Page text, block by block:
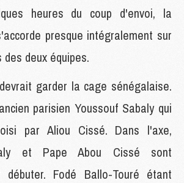
heures du coup d'envoi, la
presque intégralement sur
deux équipes.
garder la cage sénégalaise.
parisien Youssouf Sabaly qui
par Aliou Cissé. Dans l'axe,
et Pape Abou Cissé sont
débuter. Fodé Ballo-Touré étant